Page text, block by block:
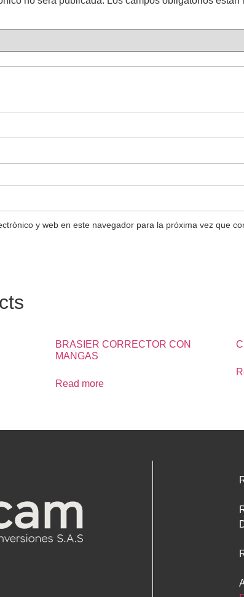
y web en este navegador para la próxima vez que
BRASIER CORRECTOR CON
MANGAS
Read more